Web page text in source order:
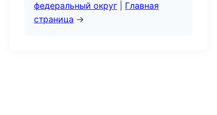
федеральный округ
Главная
страница →